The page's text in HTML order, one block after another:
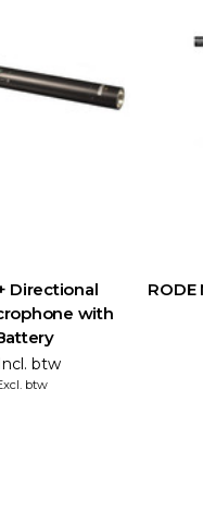
Directional
with
btw
btw